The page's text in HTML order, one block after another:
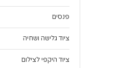
פנסים
ציוד גלישה ושחיה
ציוד היקפי לצילום